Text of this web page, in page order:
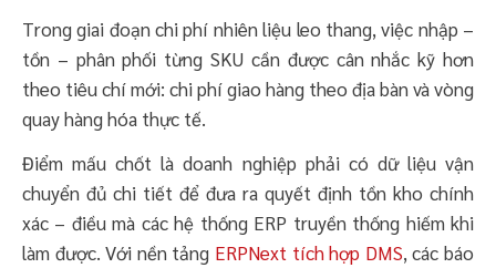
Trong giai đoạn chi phí nhiên liệu leo thang, việc nhập –
tồn – phân phối từng SKU cần được cân nhắc kỹ hơn
theo tiêu chí mới: chi phí giao hàng theo địa bàn và vòng
quay hàng hóa thực tế.
Điểm mấu chốt là doanh nghiệp phải có dữ liệu vận
chuyển đủ chi tiết để đưa ra quyết định tồn kho chính
xác – điều mà các hệ thống ERP truyền thống hiếm khi
làm được. Với nền tảng ERPNext tích hợp DMS, các báo